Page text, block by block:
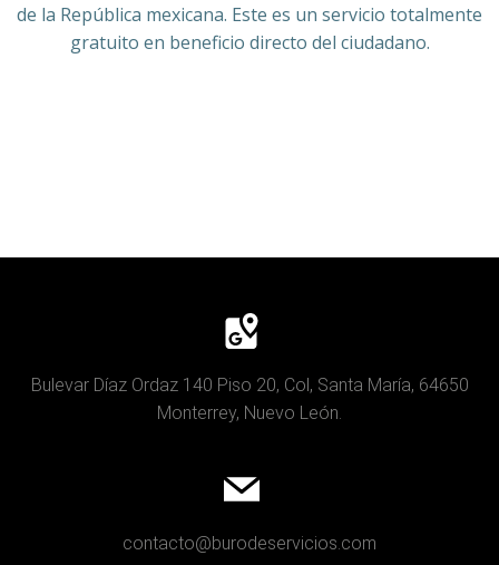
de la República mexicana. Este es un servicio totalmente
gratuito en beneficio directo del ciudadano.
Bulevar Díaz Ordaz 140 Piso 20, Col, Santa María, 64650
Monterrey, Nuevo León.
contacto@burodeservicios.com